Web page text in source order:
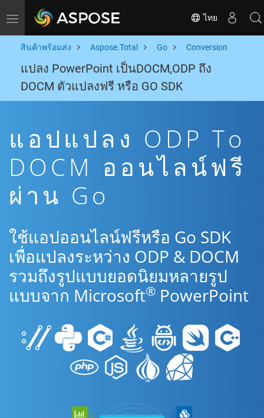
Toggle navigation ไทย
สินค้าพร้อมส่ง Aspose.Total Go Conversion
แปลง PowerPoint เป็นDOCM,ODP ถึง
DOCM ตัวแปลงฟรี หรือ GO SDK
แอปแปลง ODP To
DOCM ออนไลน์ฟรี
ผ่าน Go
ใช้แอปออนไลน์ฟรีหรือ Go SDK
เพื่อแปลงระหว่าง ODP & DOCM
รวมถึงรูปแบบยอดนิยมหลายรูป
แบบจาก Microsoft® PowerPoint